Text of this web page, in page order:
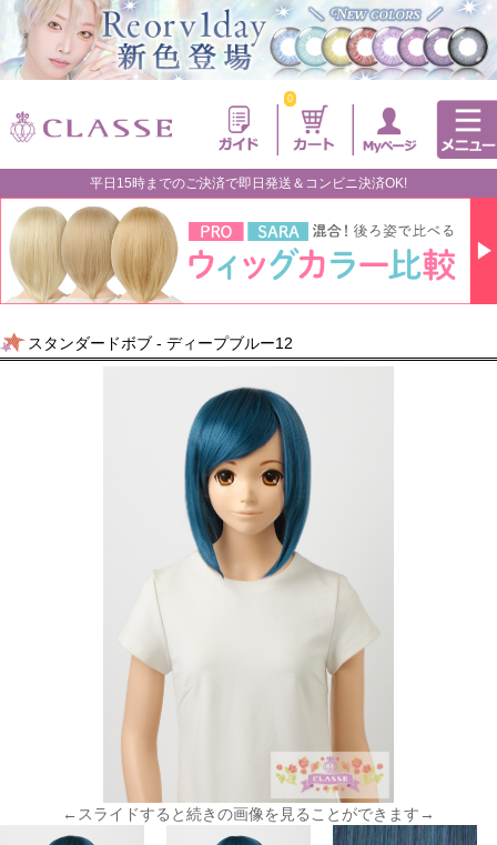
0
平日15時までのご決済で即日発送＆コンビニ決済OK!
スタンダードボブ - ディープブルー12
←スライドすると続きの画像を見ることができます→